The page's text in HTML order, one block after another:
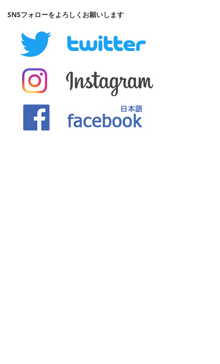
SNSフォローをよろしくお願いします